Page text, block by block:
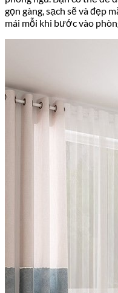
gọn gàng, sạch sẽ và đẹp
mái mỗi khi bước vào